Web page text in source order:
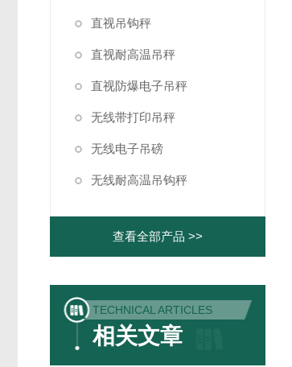
直视吊钩秤
直视耐高温吊秤
直视防爆电子吊秤
无线带打印吊秤
无线电子吊磅
无线耐高温吊钩秤
查看全部产品 >>
TECHNICAL ARTICLES
相关文章